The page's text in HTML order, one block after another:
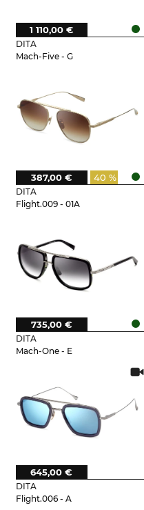
DITA
Mach-Five - G
1 110,00 €
DITA
Flight.009 - 01A
40 %
387,00 €
DITA
Mach-One - E
735,00 €
DITA
Flight.006 - A
645,00 €